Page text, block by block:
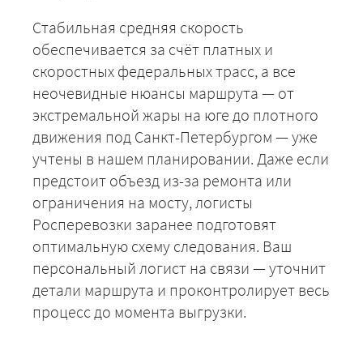
Стабильная средняя скорость
обеспечивается за счёт платных и
скоростных федеральных трасс, а все
неочевидные нюансы маршрута — от
экстремальной жары на юге до плотного
движения под Санкт-Петербургом — уже
учтены в нашем планировании. Даже если
предстоит объезд из-за ремонта или
ограничения на мосту, логисты
Росперевозки заранее подготовят
оптимальную схему следования. Ваш
персональный логист на связи — уточнит
детали маршрута и проконтролирует весь
процесс до момента выгрузки.